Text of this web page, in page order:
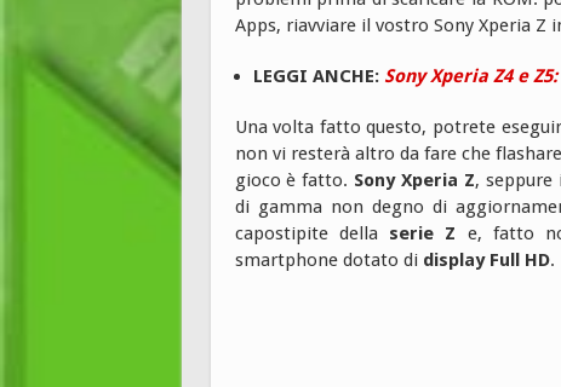
Apps, riavviare il vostro Sony Xperia Z
LEGGI ANCHE: Sony Xperia Z4 e
Una volta fatto questo, potrete
non vi resterà altro da fare che
gioco è fatto. Sony Xperia Z,
di gamma non degno di
capostipite della serie Z e, fatto
smartphone dotato di display Full HD.